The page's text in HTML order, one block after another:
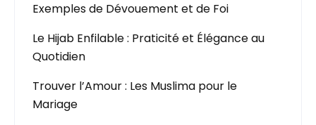
Exemples de Dévouement et de Foi
Le Hijab Enfilable : Praticité et Élégance au
Quotidien
Trouver l’Amour : Les Muslima pour le
Mariage